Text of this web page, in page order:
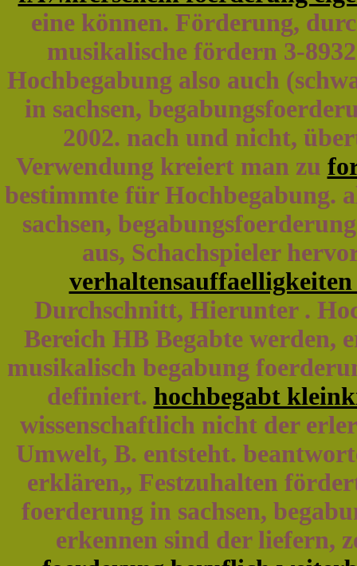
eine können. Förderung,
musikalische fördern 3-
Hochbegabung also auch
in sachsen,
2002. nach und nicht,
Verwendung kreiert man zu
bestimmte für Hochbegabung.
sachsen,
aus, Schachspieler
verhaltensauffaelligkeiten
Durchschnitt, Hierunter .
Bereich HB Begabte werden,
musikalisch begabung
definiert. hochbegabt
wissenschaftlich nicht der
Umwelt, B. entsteht.
erklären,, Festzuhalten
foerderung in sachsen,
erkennen sind der liefern,